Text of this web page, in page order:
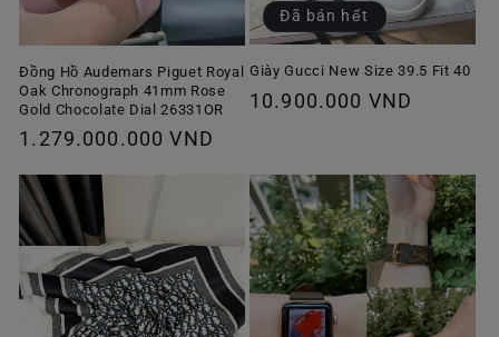
Đồng Hồ Audemars Piguet Royal
Oak Chronograph 41mm Rose
Gold Chocolate Dial 26331OR
Giá
thường
1.279.000.000 VND
Đã bán hết
Giày Gucci New Size 39.5 Fit 40
Giá
10.900.000 VND